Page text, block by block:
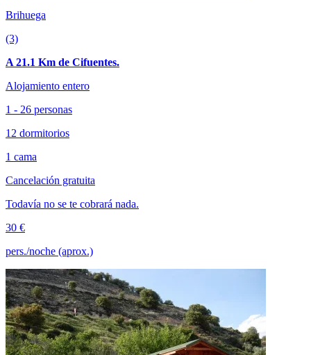
Brihuega
(3)
A 21.1 Km de Cifuentes.
Alojamiento entero
1 - 26 personas
12 dormitorios
1 cama
Cancelación gratuita
Todavía no se te cobrará nada.
30 €
pers./noche (aprox.)